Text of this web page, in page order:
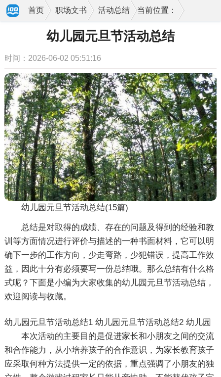
当前位置：
首页 职场文书 活动总结
幼儿园元旦节活动总结
时间：2026-06-02 05:51:16
幼儿园元旦节活动总结(15篇)
总结是对取得的成绩、存在的问题及得到的经验和教
训等方面情况进行评价与描述的一种书面材料，它可以明
确下一步的工作方向，少走弯路，少犯错误，提高工作效
益，因此十分有必须要写一份总结哦。那么总结有什么格
式呢？下面是小编为大家收集的幼儿园元旦节活动总结，
欢迎阅读与收藏。
幼儿园元旦节活动总结1
本次活动的主要目的是促进家长和小朋友之间的交流
和合作能力，从小培养孩子的合作意识，为家长教育孩子
应采取何种方法提供一定的依据，重点强调了小朋友的独
幼儿园元旦节活动总结2 幼儿园